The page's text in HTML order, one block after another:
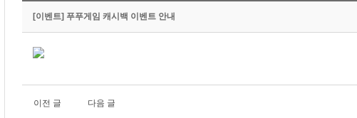
[이벤트] 푸푸게임 캐시백 이벤트 안내
이전 글 다음 글